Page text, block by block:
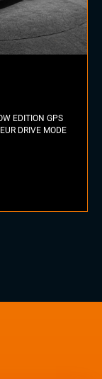
EDITION GPS
DRIVE MODE